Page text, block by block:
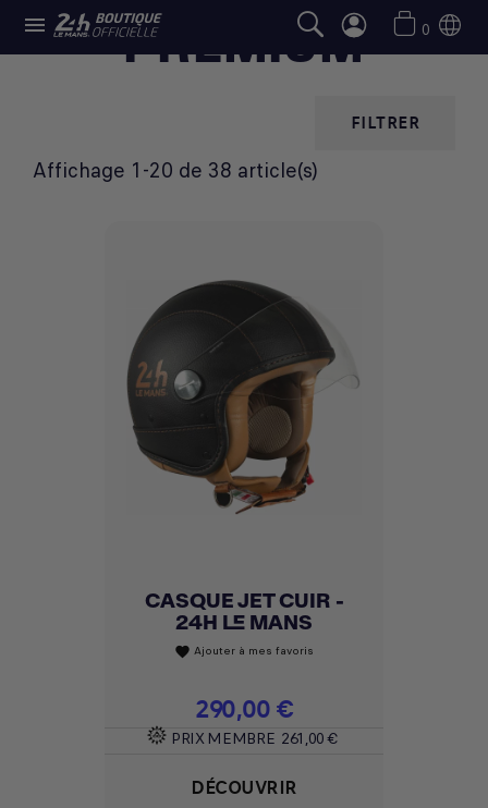
 0
PREMIUM
FILTRER
Affichage 1-20 de 38 article(s)
CASQUE JET CUIR -
24H LE MANS
favorite Ajouter à mes favoris
Prix
290,00 €
PRIX MEMBRE 261,00 €
DÉCOUVRIR